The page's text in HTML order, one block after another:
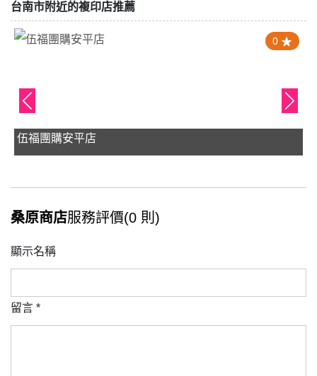
台南市附近的複印店推薦
0
伍福團購安平店
桑原商店服務評價(0 則)
顯示名稱
留言 *